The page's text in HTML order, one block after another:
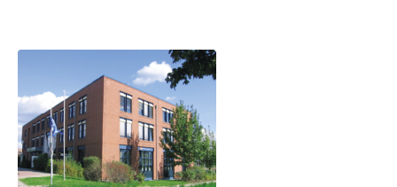
Aktuelles
Partner
Karriere